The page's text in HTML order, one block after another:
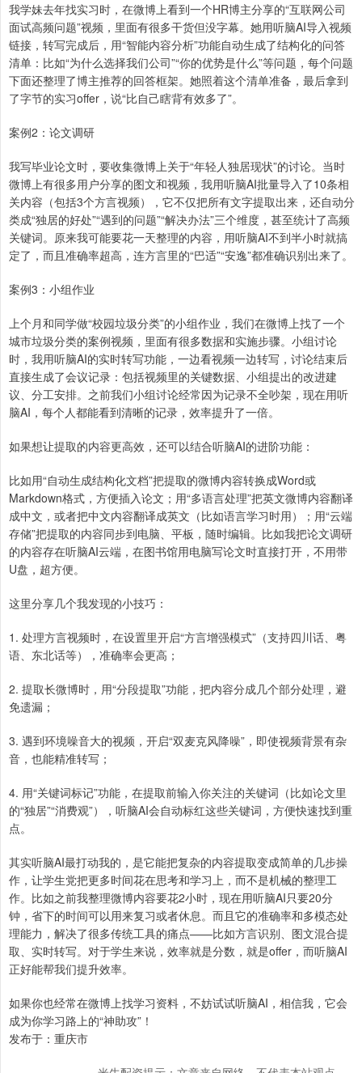
我学妹去年找实习时，在微博上看到一个HR博主分享的“互联网公司
面试高频问题”视频，里面有很多干货但没字幕。她用听脑AI导入视频
链接，转写完成后，用“智能内容分析”功能自动生成了结构化的问答
清单：比如“为什么选择我们公司”“你的优势是什么”等问题，每个问题
下面还整理了博主推荐的回答框架。她照着这个清单准备，最后拿到
了字节的实习offer，说“比自己瞎背有效多了”。
案例2：论文调研
我写毕业论文时，要收集微博上关于“年轻人独居现状”的讨论。当时
微博上有很多用户分享的图文和视频，我用听脑AI批量导入了10条相
关内容（包括3个方言视频），它不仅把所有文字提取出来，还自动分
类成“独居的好处”“遇到的问题”“解决办法”三个维度，甚至统计了高频
关键词。原来我可能要花一天整理的内容，用听脑AI不到半小时就搞
定了，而且准确率超高，连方言里的“巴适”“安逸”都准确识别出来了。
案例3：小组作业
上个月和同学做“校园垃圾分类”的小组作业，我们在微博上找了一个
城市垃圾分类的案例视频，里面有很多数据和实施步骤。小组讨论
时，我用听脑AI的实时转写功能，一边看视频一边转写，讨论结束后
直接生成了会议记录：包括视频里的关键数据、小组提出的改进建
议、分工安排。之前我们小组讨论经常因为记录不全吵架，现在用听
脑AI，每个人都能看到清晰的记录，效率提升了一倍。
如果想让提取的内容更高效，还可以结合听脑AI的进阶功能：
比如用“自动生成结构化文档”把提取的微博内容转换成Word或
Markdown格式，方便插入论文；用“多语言处理”把英文微博内容翻译
成中文，或者把中文内容翻译成英文（比如语言学习时用）；用“云端
存储”把提取的内容同步到电脑、平板，随时编辑。比如我把论文调研
的内容存在听脑AI云端，在图书馆用电脑写论文时直接打开，不用带
U盘，超方便。
这里分享几个我发现的小技巧：
1. 处理方言视频时，在设置里开启“方言增强模式”（支持四川话、粤
语、东北话等），准确率会更高；
2. 提取长微博时，用“分段提取”功能，把内容分成几个部分处理，避
免遗漏；
3. 遇到环境噪音大的视频，开启“双麦克风降噪”，即使视频背景有杂
音，也能精准转写；
4. 用“关键词标记”功能，在提取前输入你关注的关键词（比如论文里
的“独居”“消费观”），听脑AI会自动标红这些关键词，方便快速找到重
点。
其实听脑AI最打动我的，是它能把复杂的内容提取变成简单的几步操
作，让学生党把更多时间花在思考和学习上，而不是机械的整理工
作。比如之前我整理微博内容要花2小时，现在用听脑AI只要20分
钟，省下的时间可以用来复习或者休息。而且它的准确率和多模态处
理能力，解决了很多传统工具的痛点——比如方言识别、图文混合提
取、实时转写。对于学生来说，效率就是分数，就是offer，而听脑AI
正好能帮我们提升效率。
如果你也经常在微博上找学习资料，不妨试试听脑AI，相信我，它会
成为你学习路上的“神助攻”！
发布于：重庆市